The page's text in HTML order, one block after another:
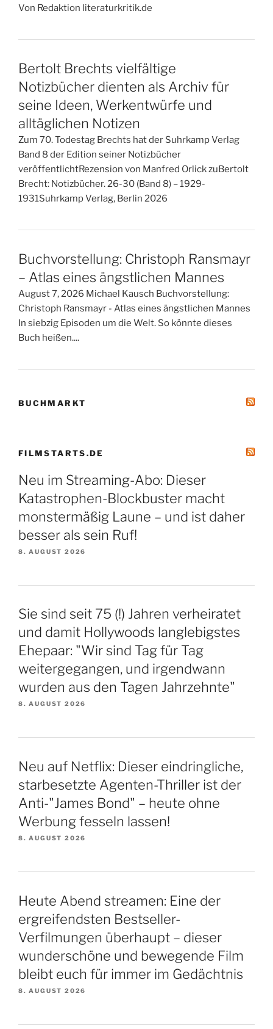
Von Redaktion literaturkritik.de
Bertolt Brechts vielfältige
Notizbücher dienten als Archiv für
seine Ideen, Werkentwürfe und
alltäglichen Notizen
Zum 70. Todestag Brechts hat der Suhrkamp Verlag
Band 8 der Edition seiner Notizbücher
veröffentlichtRezension von Manfred Orlick zuBertolt
Brecht: Notizbücher. 26-30 (Band 8) – 1929-
1931Suhrkamp Verlag, Berlin 2026
Buchvorstellung: Christoph Ransmayr
– Atlas eines ängstlichen Mannes
August 7, 2026 Michael Kausch Buchvorstellung:
Christoph Ransmayr - Atlas eines ängstlichen Mannes
In siebzig Episoden um die Welt. So könnte dieses
Buch heißen....
BUCHMARKT
FILMSTARTS.DE
Neu im Streaming-Abo: Dieser
Katastrophen-Blockbuster macht
monstermäßig Laune – und ist daher
besser als sein Ruf!
8. AUGUST 2026
Sie sind seit 75 (!) Jahren verheiratet
und damit Hollywoods langlebigstes
Ehepaar: "Wir sind Tag für Tag
weitergegangen, und irgendwann
wurden aus den Tagen Jahrzehnte"
8. AUGUST 2026
Neu auf Netflix: Dieser eindringliche,
starbesetzte Agenten-Thriller ist der
Anti-"James Bond" – heute ohne
Werbung fesseln lassen!
8. AUGUST 2026
Heute Abend streamen: Eine der
ergreifendsten Bestseller-
Verfilmungen überhaupt – dieser
wunderschöne und bewegende Film
bleibt euch für immer im Gedächtnis
8. AUGUST 2026